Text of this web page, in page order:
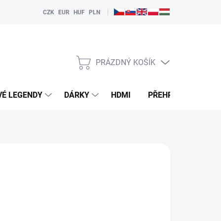
CZK EUR HUF PLN |
NÁKUPNÍ
PRÁZDNÝ KOŠÍK
LEGENDY DÁRKY HDMI PŘEHRÁVAČE